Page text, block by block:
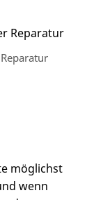
Reparatur
möglichst
wenn